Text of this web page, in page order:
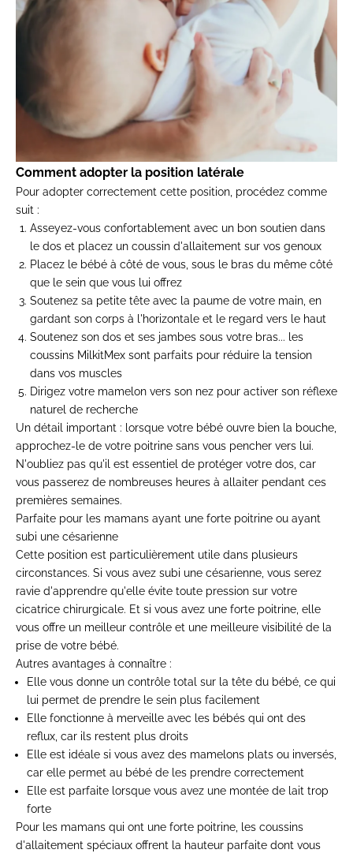
Comment adopter la position latérale
Pour adopter correctement cette position, procédez comme
suit :
Asseyez-vous confortablement avec un bon soutien dans
le dos et placez un coussin d'allaitement sur vos genoux
Placez le bébé à côté de vous, sous le bras du même côté
que le sein que vous lui offrez
Soutenez sa petite tête avec la paume de votre main, en
gardant son corps à l'horizontale et le regard vers le haut
Soutenez son dos et ses jambes sous votre bras... les
coussins MilkitMex sont parfaits pour réduire la tension
dans vos muscles
Dirigez votre mamelon vers son nez pour activer son réflexe
naturel de recherche
Un détail important : lorsque votre bébé ouvre bien la bouche,
approchez-le de votre poitrine sans vous pencher vers lui.
N'oubliez pas qu'il est essentiel de protéger votre dos, car
vous passerez de nombreuses heures à allaiter pendant ces
premières semaines.
Parfaite pour les mamans ayant une forte poitrine ou ayant
subi une césarienne
Cette position est particulièrement utile dans plusieurs
circonstances. Si vous avez subi une césarienne, vous serez
ravie d'apprendre qu'elle évite toute pression sur votre
cicatrice chirurgicale. Et si vous avez une forte poitrine, elle
vous offre un meilleur contrôle et une meilleure visibilité de la
prise de votre bébé.
Autres avantages à connaître :
Elle vous donne un contrôle total sur la tête du bébé, ce qui
lui permet de prendre le sein plus facilement
Elle fonctionne à merveille avec les bébés qui ont des
reflux, car ils restent plus droits
Elle est idéale si vous avez des mamelons plats ou inversés,
car elle permet au bébé de les prendre correctement
Elle est parfaite lorsque vous avez une montée de lait trop
forte
Pour les mamans qui ont une forte poitrine, les coussins
d'allaitement spéciaux offrent la hauteur parfaite dont vous